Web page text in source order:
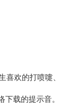
喜欢的打喷嚏、
载的提示音。